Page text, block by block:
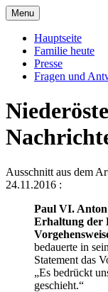
Skip
to
content
Familie
Galantha
Menu
Hauptseite
Familie heute
Presse
Fragen und
Ausschnitt aus dem
24.11.2016 :
Paul VI.
Erhaltung der
bedauerte in
Statement das
„Es bedrückt
geschieht.“